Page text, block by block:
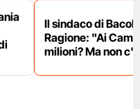
Il sindaco di Bacoli
Ragione: "Ai
milioni? Ma non